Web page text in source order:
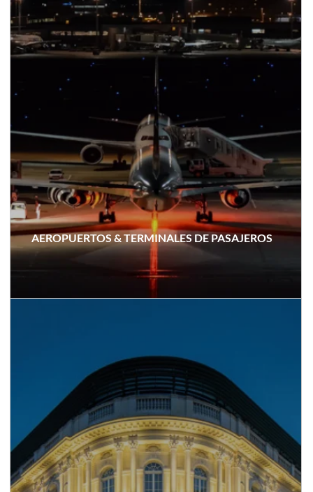
AEROPUERTOS & TERMINALES DE PASAJEROS